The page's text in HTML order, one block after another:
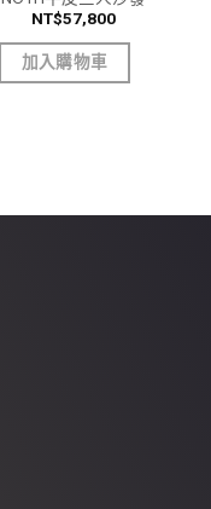
NT$57,800
加入購物車